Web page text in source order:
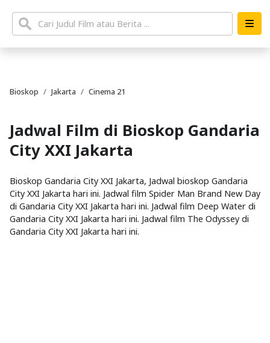
Bioskop Jakarta Cinema 21
Jadwal Film di Bioskop Gandaria
City XXI Jakarta
Bioskop Gandaria City XXI Jakarta, Jadwal bioskop Gandaria
City XXI Jakarta hari ini. Jadwal film Spider Man Brand New Day
di Gandaria City XXI Jakarta hari ini. Jadwal film Deep Water di
Gandaria City XXI Jakarta hari ini. Jadwal film The Odyssey di
Gandaria City XXI Jakarta hari ini.